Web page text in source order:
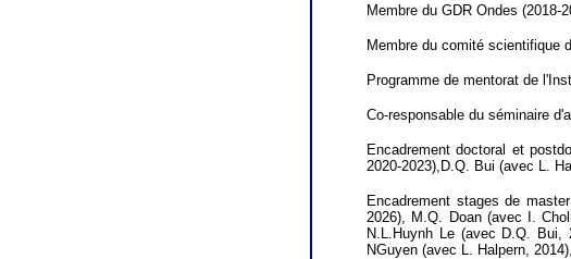
Membre du GDR Ondes (2018-
Membre du comité scientifique
Programme de mentorat de
Co-responsable du séminaire
Encadrement doctoral et
2020-2023),D.Q. Bui (avec L.
Encadrement stages de
2026), M.Q. Doan (avec I.
N.L.Huynh Le (avec D.Q. Bui,
NGuyen (avec L. Halpern,